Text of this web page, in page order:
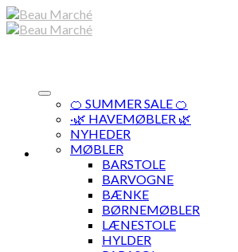
Skip
to
🍊 SUMMER SALE 🍊
·🌿 HAVEMØBLER 🌿
NYHEDER
MØBLER
BARSTOLE
BARVOGNE
BÆNKE
BØRNEMØBLER
LÆNESTOLE
HYLDER